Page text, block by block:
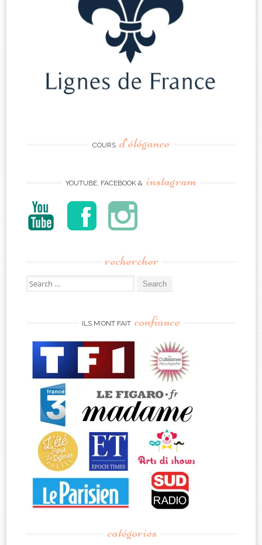
COURS d’élégance
YOUTUBE, FACEBOOK & instagram
rechercher
Search
for:
ILS M’ONT FAIT confiance
catégories